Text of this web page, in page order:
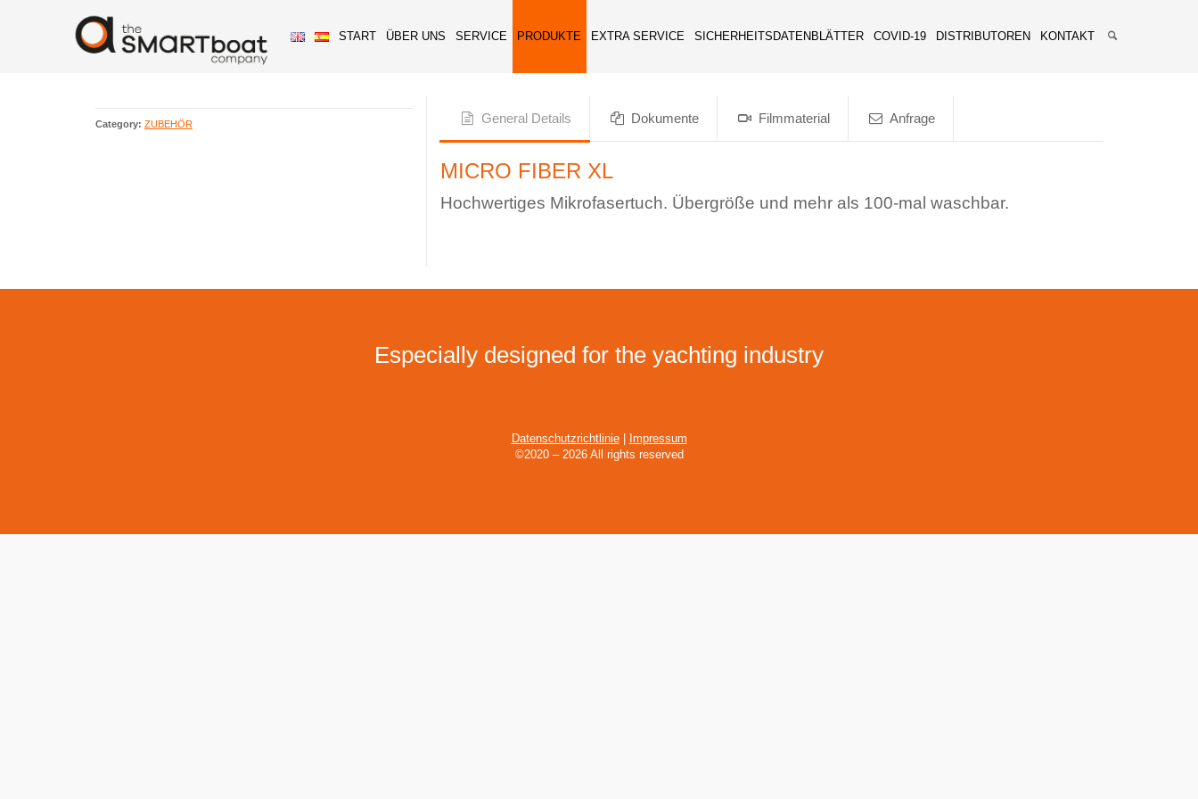
START ÜBER UNS SERVICE PRODUKTE EXTRA SERVICE SICHERHEITSDATENBLÄTTER COVID-19 DISTRIBUTOREN KONTAKT
Category: ZUBEHÖR General Details Dokumente Filmmaterial Anfrage
MICRO FIBER XL
Hochwertiges Mikrofasertuch. Übergröße und mehr als 100-mal waschbar.
Especially designed for the yachting industry
Datenschutzrichtlinie|
Impressum
©2020 – 2026 All rights reserved